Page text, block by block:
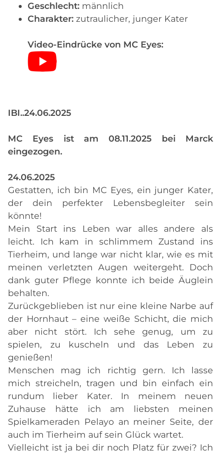
Geschlecht: männlich
Charakter: zutraulicher, junger Kater
Video-Eindrücke von MC Eyes:
IBI..24.06.2025
MC Eyes ist am 08.11.2025 bei Marck
eingezogen.
24.06.2025
Gestatten, ich bin MC Eyes, ein junger Kater,
der dein perfekter Lebensbegleiter sein
könnte!
Mein Start ins Leben war alles andere als
leicht. Ich kam in schlimmem Zustand ins
Tierheim, und lange war nicht klar, wie es mit
meinen verletzten Augen weitergeht. Doch
dank guter Pflege konnte ich beide Äuglein
behalten.
Zurückgeblieben ist nur eine kleine Narbe auf
der Hornhaut – eine weiße Schicht, die mich
aber nicht stört. Ich sehe genug, um zu
spielen, zu kuscheln und das Leben zu
genießen!
Menschen mag ich richtig gern. Ich lasse
mich streicheln, tragen und bin einfach ein
rundum lieber Kater. In meinem neuen
Zuhause hätte ich am liebsten meinen
Spielkameraden Pelayo an meiner Seite, der
auch im Tierheim auf sein Glück wartet.
Vielleicht ist ja bei dir noch Platz für zwei? Ich